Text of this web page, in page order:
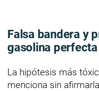
Falsa bandera y
gasolina
La hipótesis más
menciona sin